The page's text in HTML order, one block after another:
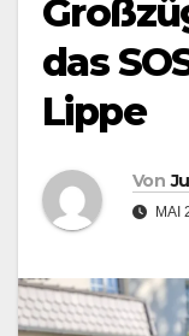
das
Lippe
Von
MAI